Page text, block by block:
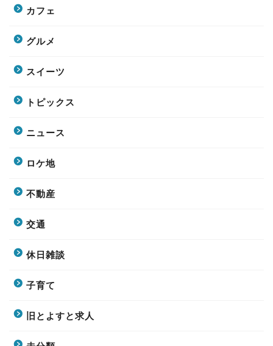
カフェ
グルメ
スイーツ
トピックス
ニュース
ロケ地
不動産
交通
休日雑談
子育て
旧とよすと求人